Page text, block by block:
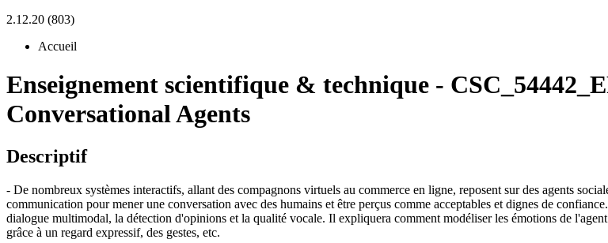
2.12.20 (803)
Accueil
Enseignement scientifique & technique -
Conversational Agents
Descriptif
- De nombreux systèmes interactifs, allant des compagnons virtuels au commerce en ligne, reposent sur des agents
communication pour mener une conversation avec des humains et être perçus comme acceptables et dignes de
dialogue multimodal, la détection d'opinions et la qualité vocale. Il expliquera comment modéliser les émotions de
grâce à un regard expressif, des gestes, etc.